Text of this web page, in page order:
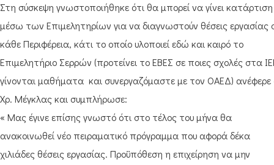
Στη σύσκεψη γνωστοποιήθηκε ότι θα μπορεί να γίνει κατάρτιση
μέσω των Επιμελητηρίων για να διαγνωστούν θέσεις εργασίας
κάθε Περιφέρεια, κάτι το οποίο υλοποιεί εδώ και καιρό το
Επιμελητήριο Σερρών (προτείνει το ΕΒΕΣ σε ποιες σχολές στα
γίνονται μαθήματα και συνεργαζόμαστε με τον ΟΑΕΔ) ανέφερε
Χρ. Μέγκλας και συμπλήρωσε:
« Μας έγινε επίσης γνωστό ότι στο τέλος του μήνα θα
ανακοινωθεί νέο πειραματικό πρόγραμμα που αφορά δέκα
χιλιάδες θέσεις εργασίας. Προϋπόθεση η επιχείρηση να μην